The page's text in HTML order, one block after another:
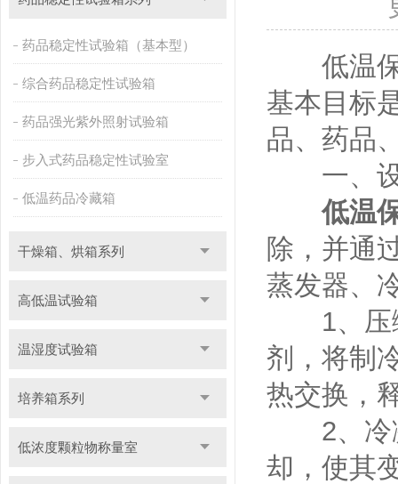
药品稳定性试验箱（基本型）
综合药品稳定性试验箱
药品强光紫外照射试验箱
步入式药品稳定性试验室
低温药品冷藏箱
干燥箱、烘箱系列
高低温试验箱
温湿度试验箱
培养箱系列
低浓度颗粒物称量室
低温保
基本目标
品、药品
一、设
低温
除，并通
蒸发器、
1、压缩
剂，将制
热交换，
2、冷凝
却，使其